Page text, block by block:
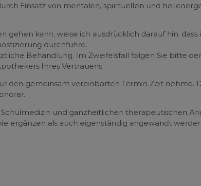
Einsatz von mentalen, spirituellen und
kann, weise ich ausdrücklich darauf hin, dass
durchführe.
Behandlung. Im Zweifelsfall folgen Sie bitte
Ihres Vertrauens.
den gemeinsam vereinbarten Termin Zeit nehme.
und ganzheitlichen therapeutischen
ergänzen als auch eigenständig angewandt